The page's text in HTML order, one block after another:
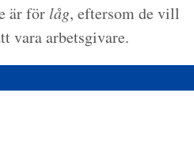
är för låg, eftersom de vill
vara arbetsgivare.